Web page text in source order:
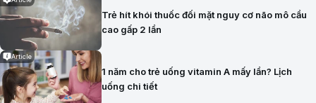
Trẻ hít khói thuốc đối mặt nguy cơ não mô cầu
cao gấp 2 lần
Article
1 năm cho trẻ uống vitamin A mấy lần? Lịch
uống chi tiết